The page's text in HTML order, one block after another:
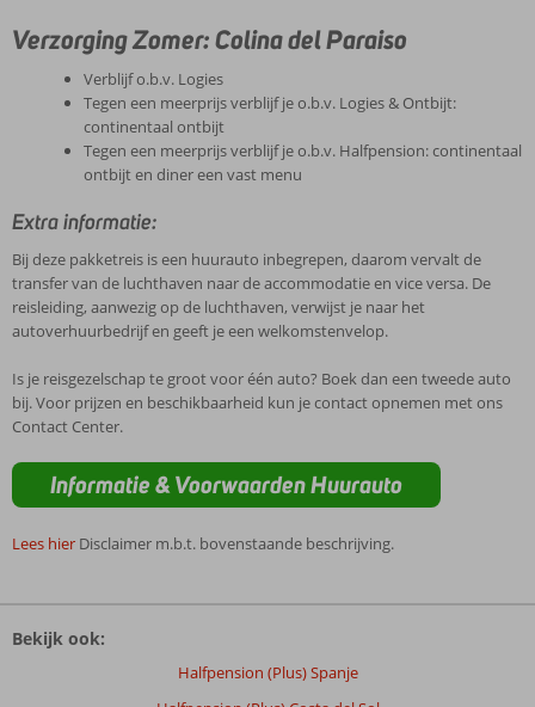
Verzorging Zomer: Colina del Paraiso
Verblijf o.b.v. Logies
Tegen een meerprijs verblijf je o.b.v. Logies & Ontbijt:
continentaal ontbijt
Tegen een meerprijs verblijf je o.b.v. Halfpension: continentaal
ontbijt en diner een vast menu
Extra informatie:
Bij deze pakketreis is een huurauto inbegrepen, daarom vervalt de
transfer van de luchthaven naar de accommodatie en vice versa. De
reisleiding, aanwezig op de luchthaven, verwijst je naar het
autoverhuurbedrijf en geeft je een welkomstenvelop.
Is je reisgezelschap te groot voor één auto? Boek dan een tweede auto
bij. Voor prijzen en beschikbaarheid kun je contact opnemen met ons
Contact Center.
Informatie & Voorwaarden Huurauto
Lees hier Disclaimer m.b.t. bovenstaande beschrijving.
zijn
Bekijk ook:
Halfpension (Plus) Spanje